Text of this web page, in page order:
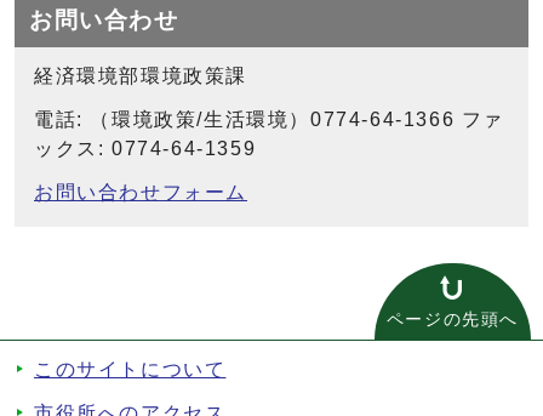
お問い合わせ
経済環境部環境政策課
電話: （環境政策/生活環境）0774-64-1366 ファ
ックス: 0774-64-1359
お問い合わせフォーム
ページの先頭へ
このサイトについて